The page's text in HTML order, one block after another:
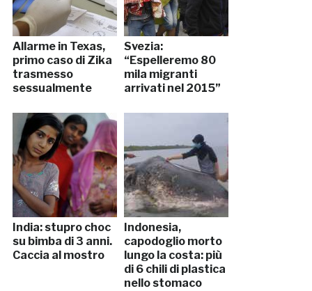
Allarme in Texas,
primo caso di Zika
trasmesso
sessualmente
Svezia:
“Espelleremo 80
mila migranti
arrivati nel 2015”
India: stupro choc
su bimba di 3 anni.
Caccia al mostro
Indonesia,
capodoglio morto
lungo la costa: più
di 6 chili di plastica
nello stomaco